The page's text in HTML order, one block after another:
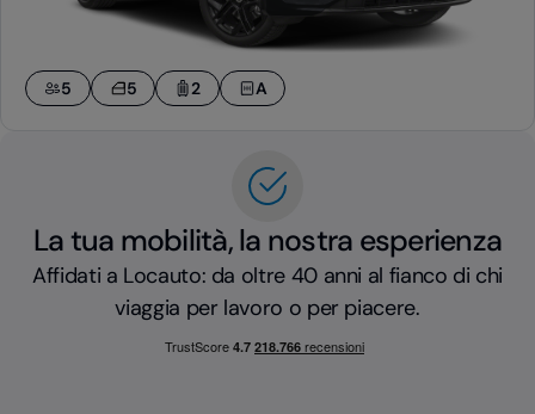
5 5 2 A
La tua mobilità, la nostra esperienza
Affidati a Locauto: da oltre 40 anni al fianco di chi
viaggia per lavoro o per piacere.